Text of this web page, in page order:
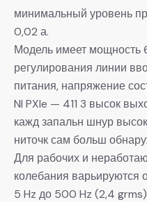
минимальный уровень
0,02 а.
Модель имеет мощность
регулирования линии
питания, напряжение
NI PXIe — 411 3 высок
кажд запальн шнур
ниточк сам больш
Для рабочих и
колебания варьируются
5 Hz до 500 Hz (2,4 grms)